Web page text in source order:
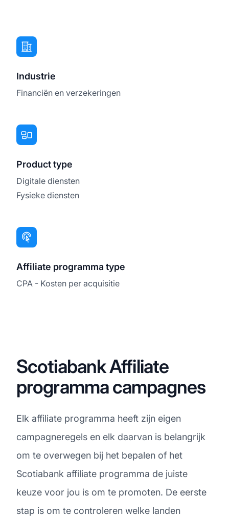
Industrie
Financiën en verzekeringen
Product type
Digitale diensten
Fysieke diensten
Affiliate programma type
CPA - Kosten per acquisitie
Scotiabank Affiliate
programma campagnes
Elk affiliate programma heeft zijn eigen
campagneregels en elk daarvan is belangrijk
om te overwegen bij het bepalen of het
Scotiabank affiliate programma de juiste
keuze voor jou is om te promoten. De eerste
stap is om te controleren welke landen